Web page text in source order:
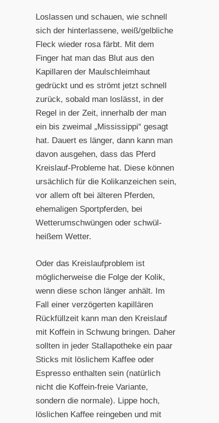
Loslassen und schauen, wie schnell
sich der hinterlassene, weiß/gelbliche
Fleck wieder rosa färbt. Mit dem
Finger hat man das Blut aus den
Kapillaren der Maulschleimhaut
gedrückt und es strömt jetzt schnell
zurück, sobald man loslässt, in der
Regel in der Zeit, innerhalb der man
ein bis zweimal „Mississippi“ gesagt
hat. Dauert es länger, dann kann man
davon ausgehen, dass das Pferd
Kreislauf-Probleme hat. Diese können
ursächlich für die Kolikanzeichen sein,
vor allem oft bei älteren Pferden,
ehemaligen Sportpferden, bei
Wetterumschwüngen oder schwül-
heißem Wetter.
Oder das Kreislaufproblem ist
möglicherweise die Folge der Kolik,
wenn diese schon länger anhält. Im
Fall einer verzögerten kapillären
Rückfüllzeit kann man den Kreislauf
mit Koffein in Schwung bringen. Daher
sollten in jeder Stallapotheke ein paar
Sticks mit löslichem Kaffee oder
Espresso enthalten sein (natürlich
nicht die Koffein-freie Variante,
sondern die normale). Lippe hoch,
löslichen Kaffee reingeben und mit